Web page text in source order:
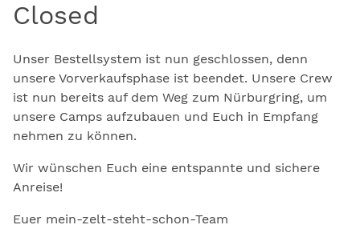
Closed
Unser Bestellsystem ist nun geschlossen, denn
unsere Vorverkaufsphase ist beendet. Unsere Crew
ist nun bereits auf dem Weg zum Nürburgring, um
unsere Camps aufzubauen und Euch in Empfang
nehmen zu können.
Wir wünschen Euch eine entspannte und sichere
Anreise!
Euer mein-zelt-steht-schon-Team